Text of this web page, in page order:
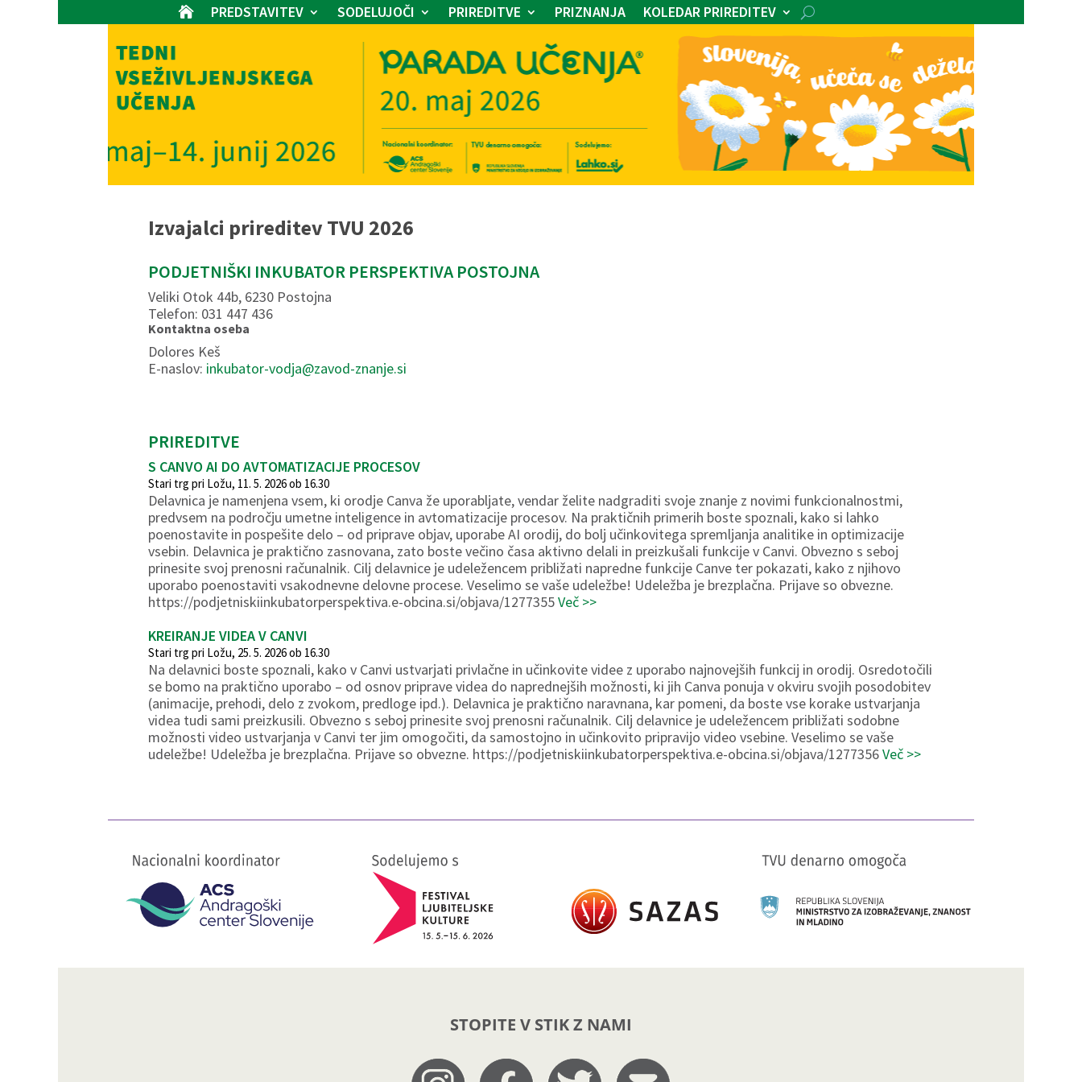
 PREDSTAVITEV SODELUJOČI PRIREDITVE PRIZNANJA KOLEDAR PRIREDITEV
Izvajalci prireditev TVU 2026
PODJETNIŠKI INKUBATOR PERSPEKTIVA POSTOJNA
Veliki Otok 44b, 6230 Postojna
Telefon: 031 447 436
Kontaktna oseba
Dolores Keš
E-naslov: inkubator-vodja@zavod-znanje.si
PRIREDITVE
S CANVO AI DO AVTOMATIZACIJE PROCESOV
Stari trg pri Ložu, 11. 5. 2026 ob 16.30
Delavnica je namenjena vsem, ki orodje Canva že uporabljate, vendar želite nadgraditi svoje znanje z novimi funkcionalnostmi,
predvsem na področju umetne inteligence in avtomatizacije procesov. Na praktičnih primerih boste spoznali, kako si lahko
poenostavite in pospešite delo – od priprave objav, uporabe AI orodij, do bolj učinkovitega spremljanja analitike in optimizacije
vsebin. Delavnica je praktično zasnovana, zato boste večino časa aktivno delali in preizkušali funkcije v Canvi. Obvezno s seboj
prinesite svoj prenosni računalnik. Cilj delavnice je udeležencem približati napredne funkcije Canve ter pokazati, kako z njihovo
uporabo poenostaviti vsakodnevne delovne procese. Veselimo se vaše udeležbe! Udeležba je brezplačna. Prijave so obvezne.
https://podjetniskiinkubatorperspektiva.e-obcina.si/objava/1277355Več >>
KREIRANJE VIDEA V CANVI
Stari trg pri Ložu, 25. 5. 2026 ob 16.30
Na delavnici boste spoznali, kako v Canvi ustvarjati privlačne in učinkovite videe z uporabo najnovejših funkcij in orodij. Osredotočili
se bomo na praktično uporabo – od osnov priprave videa do naprednejših možnosti, ki jih Canva ponuja v okviru svojih posodobitev
(animacije, prehodi, delo z zvokom, predloge ipd.). Delavnica je praktično naravnana, kar pomeni, da boste vse korake ustvarjanja
videa tudi sami preizkusili. Obvezno s seboj prinesite svoj prenosni računalnik. Cilj delavnice je udeležencem približati sodobne
možnosti video ustvarjanja v Canvi ter jim omogočiti, da samostojno in učinkovito pripravijo video vsebine. Veselimo se vaše
udeležbe! Udeležba je brezplačna. Prijave so obvezne. https://podjetniskiinkubatorperspektiva.e-obcina.si/objava/1277356Več >>
STOPITE V STIK Z NAMI